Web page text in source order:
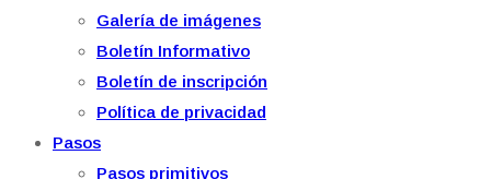
Galería de imágenes
Boletín Informativo
Boletín de inscripción
Política de privacidad
Pasos
Pasos primitivos